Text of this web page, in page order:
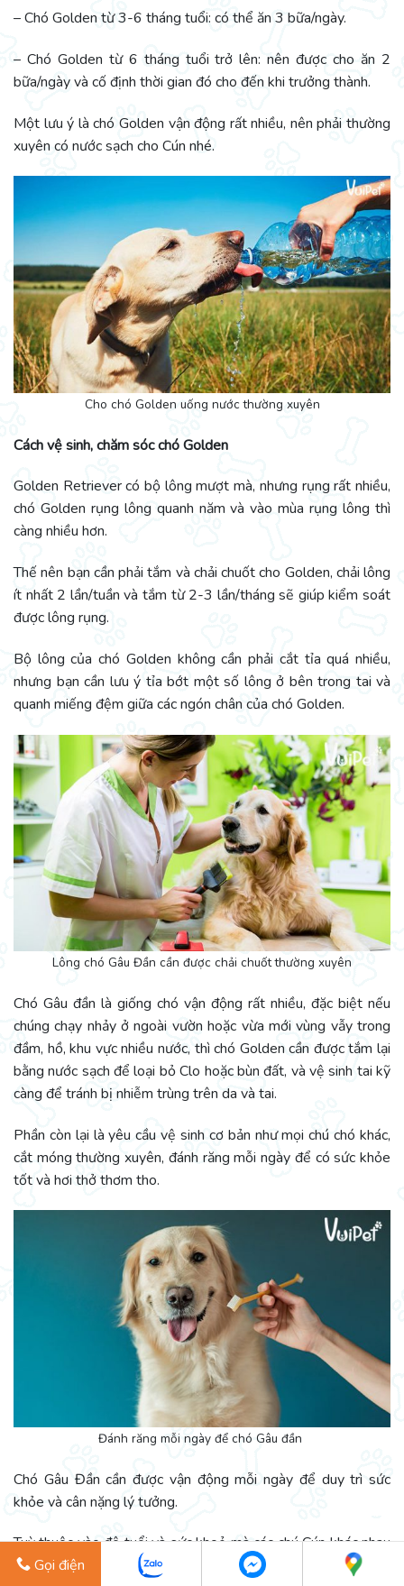
– Chó Golden từ 3-6 tháng tuổi: có thể ăn 3 bữa/ngày.
– Chó Golden từ 6 tháng tuổi trở lên: nên được cho ăn 2
bữa/ngày và cố định thời gian đó cho đến khi trưởng thành.
Một lưu ý là chó Golden vận động rất nhiều, nên phải thường
xuyên có nước sạch cho Cún nhé.
Cho chó Golden uống nước thường xuyên
Cách vệ sinh, chăm sóc chó Golden
Golden Retriever có bộ lông mượt mà, nhưng rụng rất nhiều,
chó Golden rụng lông quanh năm và vào mùa rụng lông thì
càng nhiều hơn.
Thế nên bạn cần phải tắm và chải chuốt cho Golden, chải lông
ít nhất 2 lần/tuần và tắm từ 2-3 lần/tháng sẽ giúp kiểm soát
được lông rụng.
Bộ lông của chó Golden không cần phải cắt tỉa quá nhiều,
nhưng bạn cần lưu ý tỉa bớt một số lông ở bên trong tai và
quanh miếng đệm giữa các ngón chân của chó Golden.
Lông chó Gâu Đần cần được chải chuốt thường xuyên
Chó Gâu đần là giống chó vận động rất nhiều, đặc biệt nếu
chúng chạy nhảy ở ngoài vườn hoặc vừa mới vùng vẫy trong
đầm, hồ, khu vực nhiều nước, thì chó Golden cần được tắm lại
bằng nước sạch để loại bỏ Clo hoặc bùn đất, và vệ sinh tai kỹ
càng để tránh bị nhiễm trùng trên da và tai.
Phần còn lại là yêu cầu vệ sinh cơ bản như mọi chú chó khác,
cắt móng thường xuyên, đánh răng mỗi ngày để có sức khỏe
tốt và hơi thở thơm tho.
Đánh răng mỗi ngày để chó Gâu đần
Chó Gâu Đần cần được vận động mỗi ngày để duy trì sức
khỏe và cân nặng lý tưởng.
Tuỳ thuộc vào độ tuổi và sức khoẻ mà các chú Cún khác nhau
cần thời gian vận động khác nhau, nhưng ít nhất là từ 1 giờ
Gọi điện